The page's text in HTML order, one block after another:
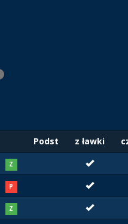
Podst z ławki
Z
P
Z